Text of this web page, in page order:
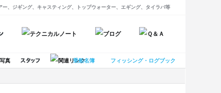
ー、ジギング、キャスティング、トップウォーター、エギング、タイラバ等
乗船名簿 フィッシング・ログブック